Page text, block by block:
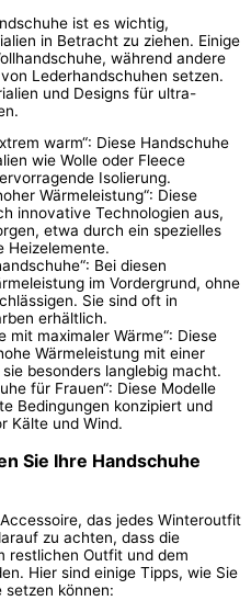
ist es wichtig,
in Betracht zu ziehen. Einige
während andere
Lederhandschuhen setzen.
und Designs für ultra-
warm“: Diese Handschuhe
wie Wolle oder Fleece
Isolierung.
Wärmeleistung“: Diese
innovative Technologien aus,
etwa durch ein spezielles
Heizelemente.
Bei diesen
im Vordergrund, ohne
Sie sind oft in
erhältlich.
mit maximaler Wärme“: Diese
Wärmeleistung mit einer
besonders langlebig macht.
für Frauen“: Diese Modelle
Bedingungen konzipiert und
Kälte und Wind.
Sie Ihre Handschuhe
das jedes Winteroutfit
zu achten, dass die
restlichen Outfit und dem
Hier sind einige Tipps, wie Sie
setzen können: